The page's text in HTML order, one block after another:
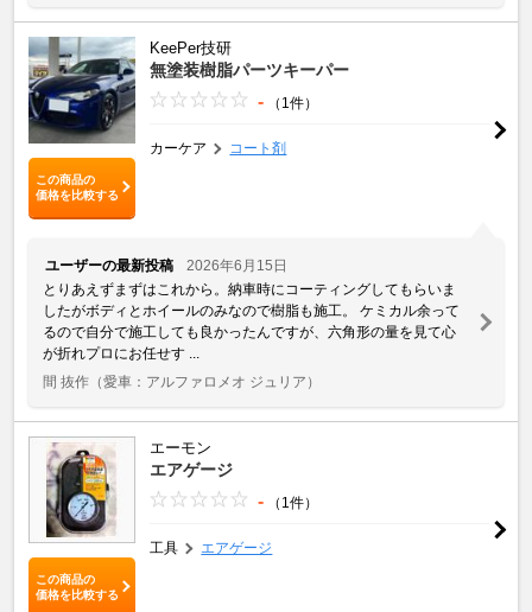
この商品の
価格を比較する
KeePer技研
無塗装樹脂パーツキーパー
- （1件）
カーケア コート剤
ユーザーの最新投稿
2026年6月15日
とりあえずまずはこれから。納車時にコーティングしてもらいま
したがボディとホイールのみなので樹脂も施工。 ケミカル余って
るので自分で施工しても良かったんですが、六角形の量を見て心
が折れプロにお任せす ...
間 抜作 （愛車：アルファロメオ ジュリア）
この商品の
価格を比較する
エーモン
エアゲージ
- （1件）
工具 エアゲージ